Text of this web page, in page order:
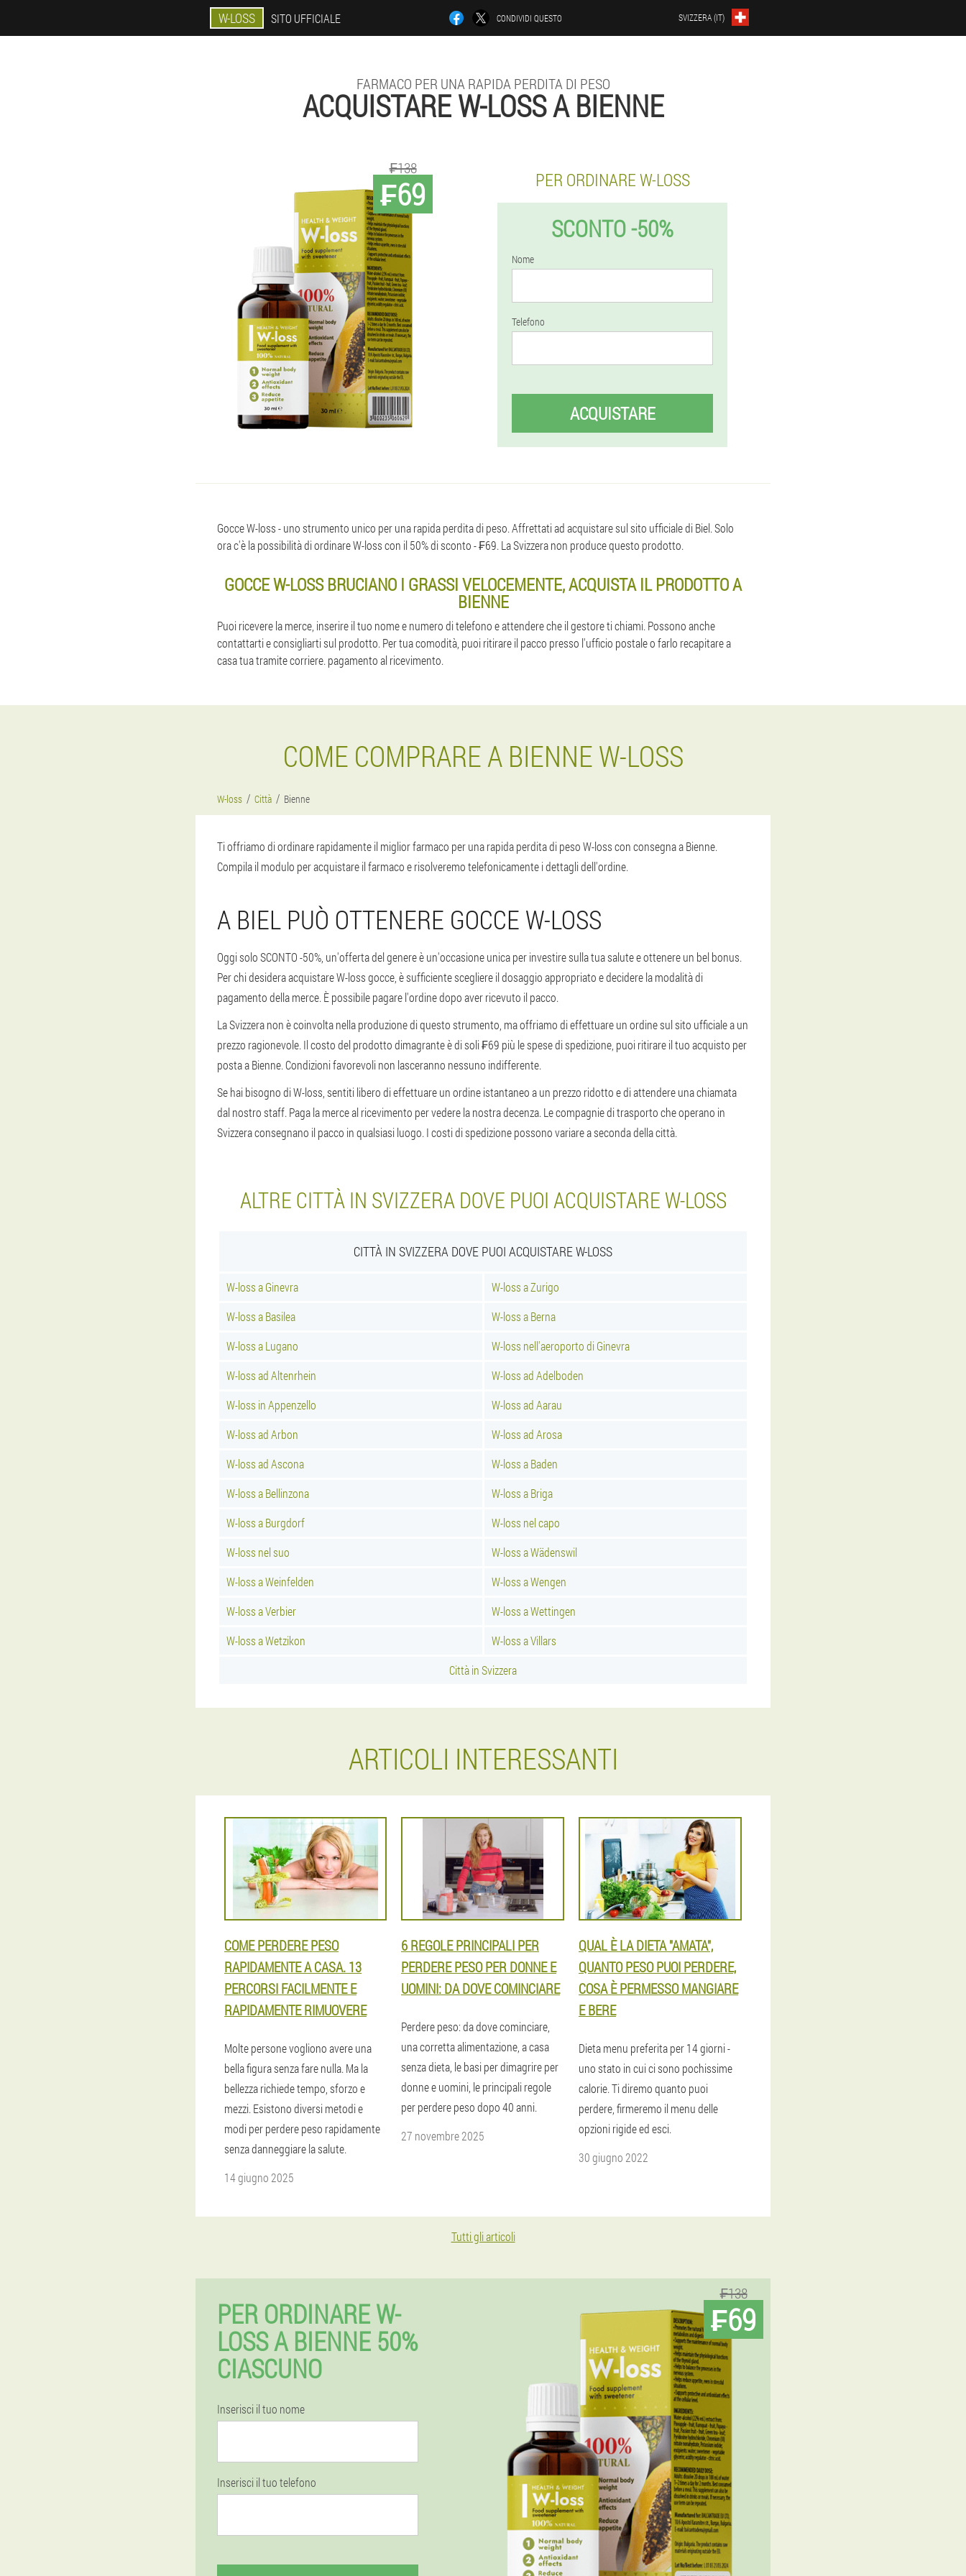
W-LOSS SITO UFFICIALE CONDIVIDI QUESTO SVIZZERA (IT)
FARMACO PER UNA RAPIDA PERDITA DI PESO
ACQUISTARE W-LOSS A BIENNE
₣69
₣138
PER ORDINARE W-LOSS
SCONTO -50%
Nome
Telefono
ACQUISTARE
Gocce W-loss - uno strumento unico per una rapida perdita di peso. Affrettati ad acquistare sul sito ufficiale di Biel. Solo
ora c'è la possibilità di ordinare W-loss con il 50% di sconto - ₣69. La Svizzera non produce questo prodotto.
GOCCE W-LOSS BRUCIANO I GRASSI VELOCEMENTE, ACQUISTA IL PRODOTTO A
BIENNE
Puoi ricevere la merce, inserire il tuo nome e numero di telefono e attendere che il gestore ti chiami. Possono anche
contattarti e consigliarti sul prodotto. Per tua comodità, puoi ritirare il pacco presso l'ufficio postale o farlo recapitare a
casa tua tramite corriere. pagamento al ricevimento.
COME COMPRARE A BIENNE W-LOSS
W-loss Città Bienne
Ti offriamo di ordinare rapidamente il miglior farmaco per una rapida perdita di peso W-loss con consegna a Bienne.
Compila il modulo per acquistare il farmaco e risolveremo telefonicamente i dettagli dell'ordine.
A BIEL PUÒ OTTENERE GOCCE W-LOSS
Oggi solo SCONTO -50%, un'offerta del genere è un'occasione unica per investire sulla tua salute e ottenere un bel bonus.
Per chi desidera acquistare W-loss gocce, è sufficiente scegliere il dosaggio appropriato e decidere la modalità di
pagamento della merce. È possibile pagare l'ordine dopo aver ricevuto il pacco.
La Svizzera non è coinvolta nella produzione di questo strumento, ma offriamo di effettuare un ordine sul sito ufficiale a un
prezzo ragionevole. Il costo del prodotto dimagrante è di soli ₣69 più le spese di spedizione, puoi ritirare il tuo acquisto per
posta a Bienne. Condizioni favorevoli non lasceranno nessuno indifferente.
Se hai bisogno di W-loss, sentiti libero di effettuare un ordine istantaneo a un prezzo ridotto e di attendere una chiamata
dal nostro staff. Paga la merce al ricevimento per vedere la nostra decenza. Le compagnie di trasporto che operano in
Svizzera consegnano il pacco in qualsiasi luogo. I costi di spedizione possono variare a seconda della città.
ALTRE CITTÀ IN SVIZZERA DOVE PUOI ACQUISTARE W-LOSS
CITTÀ IN SVIZZERA DOVE PUOI ACQUISTARE W-LOSS
W-loss a Ginevra
W-loss a Zurigo
W-loss a Basilea
W-loss a Berna
W-loss a Lugano
W-loss nell'aeroporto di Ginevra
W-loss ad Altenrhein
W-loss ad Adelboden
W-loss in Appenzello
W-loss ad Aarau
W-loss ad Arbon
W-loss ad Arosa
W-loss ad Ascona
W-loss a Baden
W-loss a Bellinzona
W-loss a Briga
W-loss a Burgdorf
W-loss nel capo
W-loss nel suo
W-loss a Wädenswil
W-loss a Weinfelden
W-loss a Wengen
W-loss a Verbier
W-loss a Wettingen
W-loss a Wetzikon
W-loss a Villars
Città in Svizzera
ARTICOLI INTERESSANTI
COME PERDERE PESO
RAPIDAMENTE A CASA. 13
PERCORSI FACILMENTE E
RAPIDAMENTE RIMUOVERE
Molte persone vogliono avere una
bella figura senza fare nulla. Ma la
bellezza richiede tempo, sforzo e
mezzi. Esistono diversi metodi e
modi per perdere peso rapidamente
senza danneggiare la salute.
14 giugno 2025
6 REGOLE PRINCIPALI PER
PERDERE PESO PER DONNE E
UOMINI: DA DOVE COMINCIARE
Perdere peso: da dove cominciare,
una corretta alimentazione, a casa
senza dieta, le basi per dimagrire per
donne e uomini, le principali regole
per perdere peso dopo 40 anni.
27 novembre 2025
QUAL È LA DIETA "AMATA",
QUANTO PESO PUOI PERDERE,
COSA È PERMESSO MANGIARE
E BERE
Dieta menu preferita per 14 giorni -
uno stato in cui ci sono pochissime
calorie. Ti diremo quanto puoi
perdere, firmeremo il menu delle
opzioni rigide ed esci.
30 giugno 2022
Tutti gli articoli
PER ORDINARE W-
LOSS A BIENNE 50%
CIASCUNO
Inserisci il tuo nome
Inserisci il tuo telefono
₣138
₣69